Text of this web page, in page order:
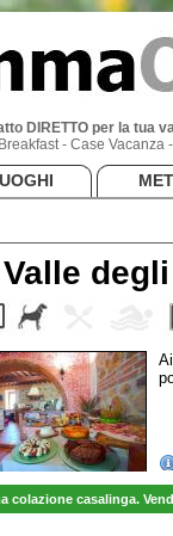
DIRETTO per la tua
- Case
colazione casalinga.